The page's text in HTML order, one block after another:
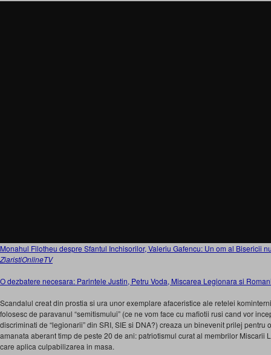
Monahul Filotheu despre Sfantul Inchisorilor, Valeriu Gafencu: Un om al Bisericii
ZiaristiOnlineTV
O dezbatere necesara: Parintele Justin, Petru Voda, Miscarea Legionara si
Scandalul creat din prostia si ura unor exemplare afaceristice ale retelei
folosesc de paravanul “semitismului” (ce ne vom face cu mafiotii rusi cand vor
discriminati de “legionarii” din SRI, SIE si DNA?) creaza un binevenit prilej
amanata aberant timp de peste 20 de ani: patriotismul curat al membrilor Miscarii
care aplica culpabilizarea in masa.